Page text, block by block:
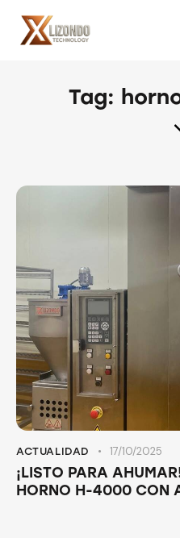
Tag:
ACTUALIDAD 17/10/2025
¡LISTO PARA
HORNO H-4000 CON